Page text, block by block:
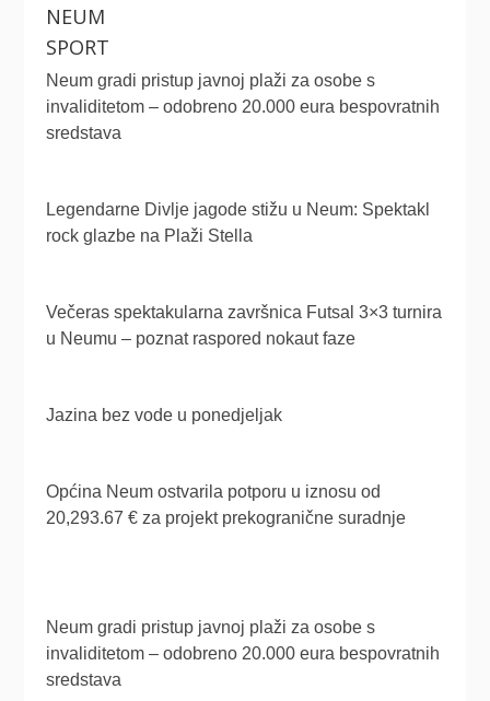
NEUM
SPORT
Neum gradi pristup javnoj plaži za osobe s
invaliditetom – odobreno 20.000 eura bespovratnih
sredstava
Legendarne Divlje jagode stižu u Neum: Spektakl
rock glazbe na Plaži Stella
Večeras spektakularna završnica Futsal 3×3 turnira
u Neumu – poznat raspored nokaut faze
Jazina bez vode u ponedjeljak
Općina Neum ostvarila potporu u iznosu od
20,293.67 € za projekt prekogranične suradnje
Neum gradi pristup javnoj plaži za osobe s
invaliditetom – odobreno 20.000 eura bespovratnih
sredstava